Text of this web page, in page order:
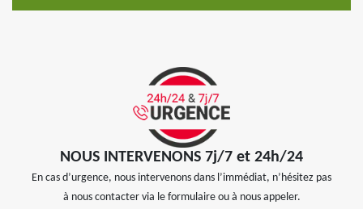
NOUS INTERVENONS 7j/7 et 24h/24
En cas d’urgence, nous intervenons dans l’immédiat, n’hésitez pas
à nous contacter via le formulaire ou à nous appeler.